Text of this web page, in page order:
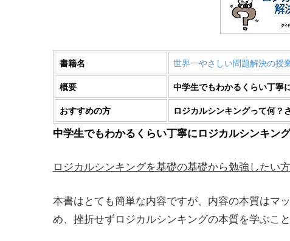
書籍名 世界一やさしい問題解決の授
概要 中学生でもわかるくらい丁寧
おすすめの方 ロジカルシンキングって何？
中学生でもわかるくらい丁寧にロジカルシンキン
ロジカルシンキングを基礎の基礎から勉強したい
本書はとても簡単な内容ですが、内容の本質はマ
め、挫折せずロジカルシンキングの本質を学ぶこと